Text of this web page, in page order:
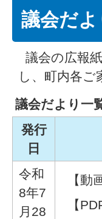
議会だ
議会の広報
し、町内各
議会だより一
発行
日
令和
8年7
月28
【動
【